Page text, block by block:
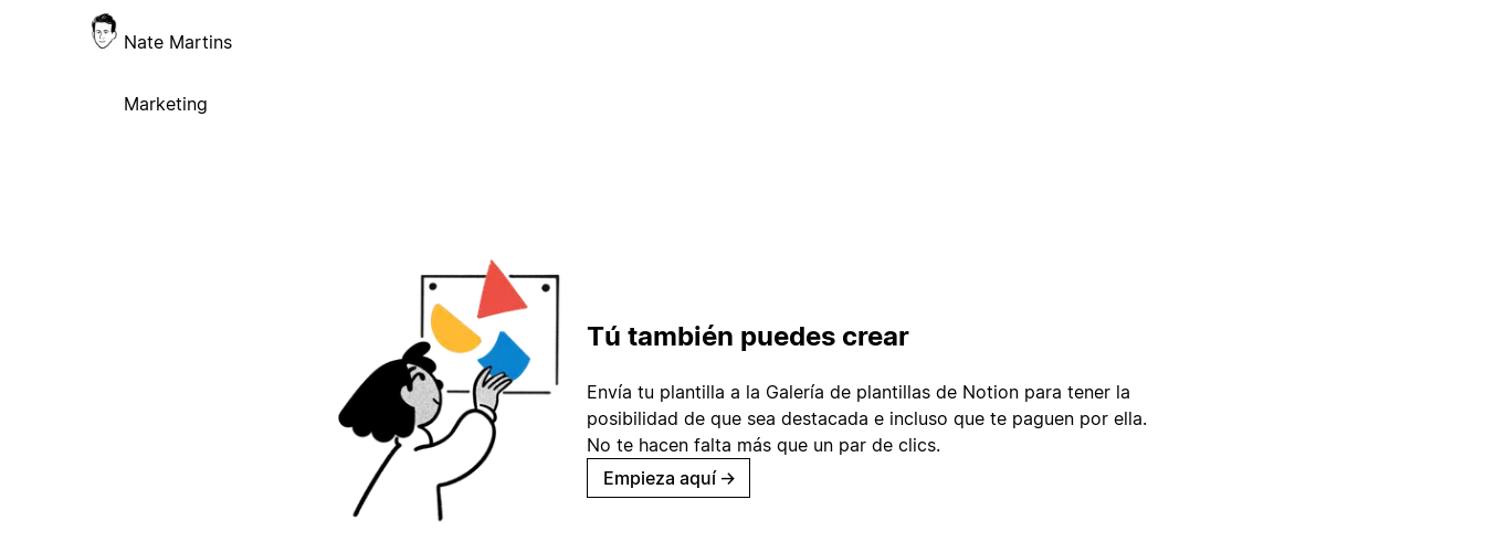
Nate Martins
Marketing
Tú también puedes crear
Envía tu plantilla a la Galería de plantillas de Notion para tener la
posibilidad de que sea destacada e incluso que te paguen por ella.
No te hacen falta más que un par de clics.
Empieza aquí →